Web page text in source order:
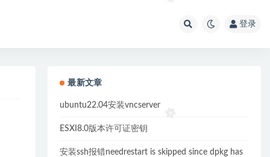
登录
最新文章
ubuntu22.04安装vncserver
ESXI8.0版本许可证密钥
安装ssh报错needrestart is skipped since dpkg has